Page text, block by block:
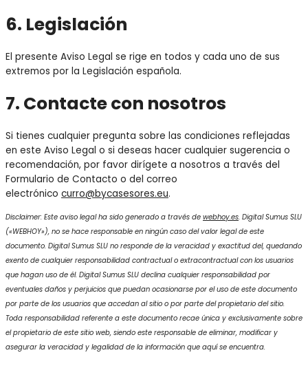
6. Legislación
El presente Aviso Legal se rige en todos y cada uno de sus
extremos por la Legislación española.
7. Contacte con nosotros
Si tienes cualquier pregunta sobre las condiciones reflejadas
en este Aviso Legal o si deseas hacer cualquier sugerencia o
recomendación, por favor dirígete a nosotros a través del
Formulario de Contacto o del correo
electrónico curro@bycasesores.eu.
Disclaimer: Este aviso legal ha sido generado a través de webhoy.es. Digital Sumus SLU
(«WEBHOY»), no se hace responsable en ningún caso del valor legal de este
documento. Digital Sumus SLU no responde de la veracidad y exactitud del, quedando
exento de cualquier responsabilidad contractual o extracontractual con los usuarios
que hagan uso de él. Digital Sumus SLU declina cualquier responsabilidad por
eventuales daños y perjuicios que puedan ocasionarse por el uso de este documento
por parte de los usuarios que accedan al sitio o por parte del propietario del sitio.
Toda responsabilidad referente a este documento recae única y exclusivamente sobre
el propietario de este sitio web, siendo este responsable de eliminar, modificar y
asegurar la veracidad y legalidad de la información que aquí se encuentra.